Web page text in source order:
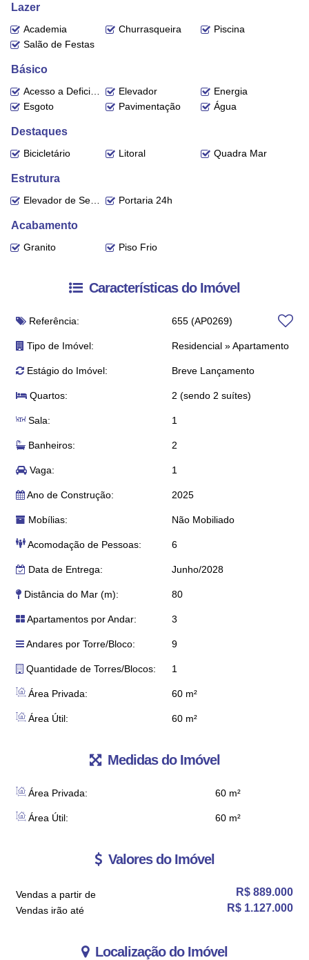
A disponibilidade e valores dos imóveis estão sujeitos a alteração sem
aviso prévio.
Lazer
Academia Churrasqueira
Piscina
Salão de Festas
Básico
Acesso a Deficientes Elevador
Energia
Esgoto
Pavimentação Água
Destaques
Bicicletário Litoral Quadra Mar
Estrutura
Elevador de Serviço Portaria 24h
Acabamento
Granito Piso Frio
Características do Imóvel
Referência: 655 (AP0269)
Tipo de Imóvel: Residencial »Apartamento
Estágio do Imóvel: Breve Lançamento
Quartos: 2 (sendo 2 suítes)
Sala: 1
Banheiros: 2
Vaga: 1
Ano de Construção: 2025
Mobílias: Não Mobiliado
Acomodação de Pessoas: 6
Data de Entrega: Junho/2028
Distância do Mar (m): 80
Apartamentos por Andar: 3
Andares por Torre/Bloco: 9
Quantidade de Torres/Blocos: 1
Área Privada: 60 m²
Área Útil: 60 m²
Medidas do Imóvel
Área Privada: 60 m²
Área Útil: 60 m²
Valores do Imóvel
R$ 889.000
Vendas a partir de
R$ 1.127.000
Vendas irão até
Localização do Imóvel